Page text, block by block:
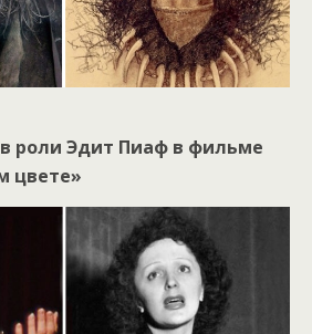
роли Эдит Пиаф в фильме
цвете»